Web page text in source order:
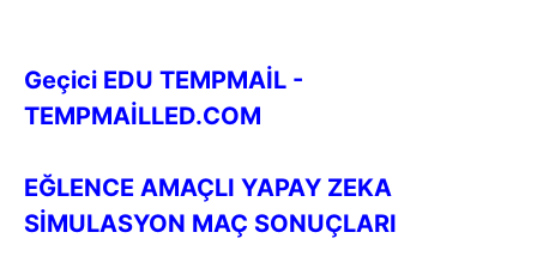
Geçici EDU TEMPMAİL -
TEMPMAİLLED.COM
EĞLENCE AMAÇLI YAPAY ZEKA
SİMULASYON MAÇ SONUÇLARI